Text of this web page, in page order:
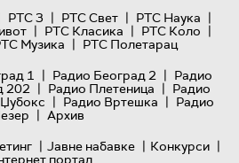
РТС 3 | РТС Свет | РТС Наука |
| РТС Класика | РТС Коло |
Музика | РТС Полетарац
1 | Радио Београд 2 | Радио
202 | Радио Плетеница | Радио
| Радио Вртешка | Радио
| Архив
| Јавне набавке | Конкурси |
портал